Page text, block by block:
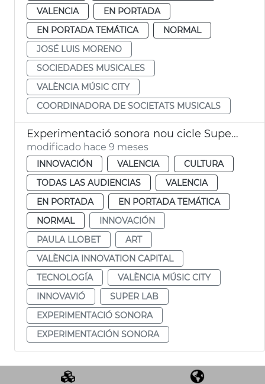
VALENCIA
EN PORTADA
EN PORTADA TEMÁTICA
NORMAL
JOSÉ LUIS MORENO
SOCIEDADES MUSICALES
VALÈNCIA MÚSIC CITY
COORDINADORA DE SOCIETATS MUSICALS
Experimentació sonora nou cicle Super·Lab
modificado hace 9 meses
INNOVACIÓN VALENCIA
CULTURA
TODAS LAS AUDIENCIAS
VALENCIA
EN PORTADA
EN PORTADA TEMÁTICA
NORMAL
INNOVACIÓN
PAULA LLOBET
ART
VALÈNCIA INNOVATION CAPITAL
TECNOLOGÍA
VALÈNCIA MÚSIC CITY
INNOVAVIÓ
SUPER LAB
EXPERIMENTACIÓ SONORA
EXPERIMENTACIÓN SONORA